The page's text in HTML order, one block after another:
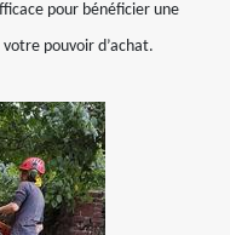
pour bénéficier une
pouvoir d’achat.